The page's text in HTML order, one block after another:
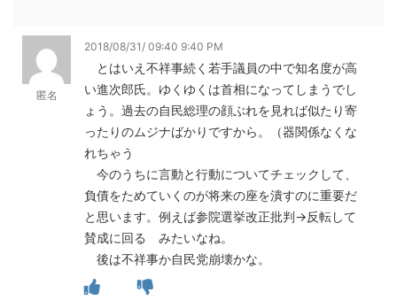
匿名
2018/08/31/ 09:40 9:40 PM
とはいえ不祥事続く若手議員の中で知名度が高
い進次郎氏。ゆくゆくは首相になってしまうでし
ょう。過去の自民総理の顔ぶれを見れば似たり寄
ったりのムジナばかりですから。（器関係なくな
れちゃう
今のうちに言動と行動についてチェックして、
負債をためていくのが将来の座を潰すのに重要だ
と思います。例えば参院選挙改正批判→反転して
賛成に回る みたいなね。
後は不祥事か自民党崩壊かな。